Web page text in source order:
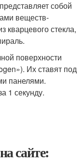
собой
веществ-
кварцевого стекла,
поверхности
Их ставят под
панелями.
1 секунду.
сайте: